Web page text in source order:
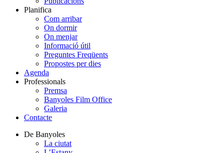
Planifica
Com arribar
On dormir
On menjar
Informació útil
Preguntes Freqüents
Propostes per dies
Agenda
Professionals
Premsa
Banyoles Film Office
Galeria
Contacte
De Banyoles
La ciutat